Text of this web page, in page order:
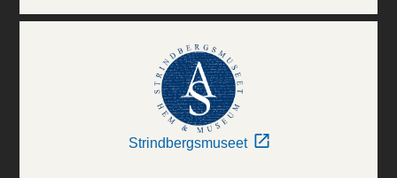
Strindbergsmuseet